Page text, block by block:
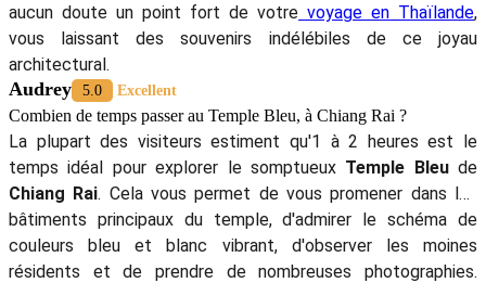
aucun doute un point fort de votre voyage en Thaïlande,
vous laissant des souvenirs indélébiles de ce joyau
architectural.
Audrey 5.0 Excellent
Combien de temps passer au Temple Bleu, à Chiang Rai ?
La plupart des visiteurs estiment qu'1 à 2 heures est le
temps idéal pour explorer le somptueux Temple Bleude
Chiang Rai. Cela vous permet de vous promener dans les
bâtiments principaux du temple, d'admirer le schéma de
couleurs bleu et blanc vibrant, d'observer les moines
résidents et de prendre de nombreuses photographies.